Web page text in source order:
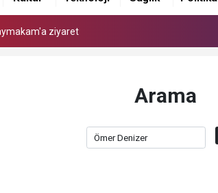
Olcay Yılmaz oldu
ziyaret
Arama